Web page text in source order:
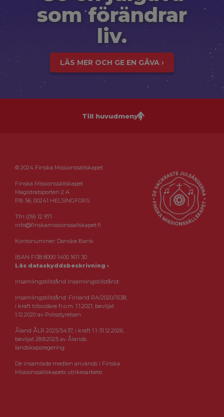
som förändrar
liv.
LÄS MER OCH GE EN GÅVA ›
Till huvudmenyn
© 2024 Finska Missionssällskapet
Finska Missionssällskapet
Magistratsporten 2 A
PB 56, 00241 HELSINGFORS
Tfn (09) 12 971
info@finskamissionssallskapet.fi
Kontonummer: Danske Bank
IBAN FI38 8000 1400 1611 30
Läs dataskyddsbeskrivning ›
Insamlingstillstånd Insamlingstillstånd:
Insamlingstillstånd: Finland RA/2020/1538,
i kraft tillsvidare fr.o.m. 1.1.2021, beviljat
1.12.2020 av Polisstyrelsen.
Åland ÅLR 2025/5437, i kraft 1.1-31.12.2026,
beviljat 28.8.2025 av Ålands
landskapsregering.
De insamlade medlen används i Finska
Missionssällskapets utrikesarbete.